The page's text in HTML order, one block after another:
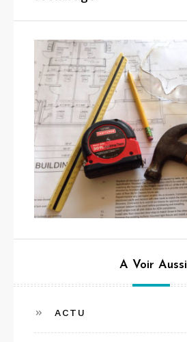
A Voir Aussi
ACTU